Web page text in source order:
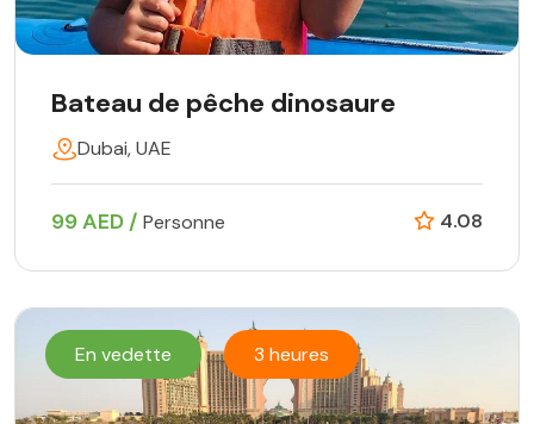
Bateau de pêche dinosaure
Dubai, UAE
99 AED / Personne 4.08
En vedette 3 heures